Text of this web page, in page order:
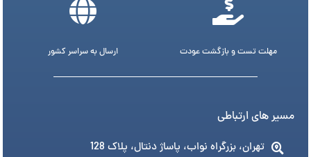
مهلت تست و بازگشت عودت ارسال به سراسر کشور
مسیر های ارتباطی
تهران، بزرگراه نواب، پاساژ دنتال، پلاک 128